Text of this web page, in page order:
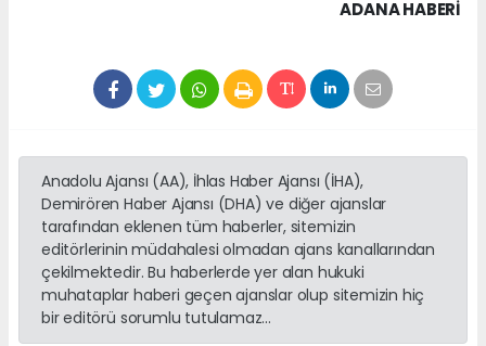
ADANA HABERİ
Anadolu Ajansı (AA), İhlas Haber Ajansı (İHA),
Demirören Haber Ajansı (DHA) ve diğer ajanslar
tarafından eklenen tüm haberler, sitemizin
editörlerinin müdahalesi olmadan ajans kanallarından
çekilmektedir. Bu haberlerde yer alan hukuki
muhataplar haberi geçen ajanslar olup sitemizin hiç
bir editörü sorumlu tutulamaz...